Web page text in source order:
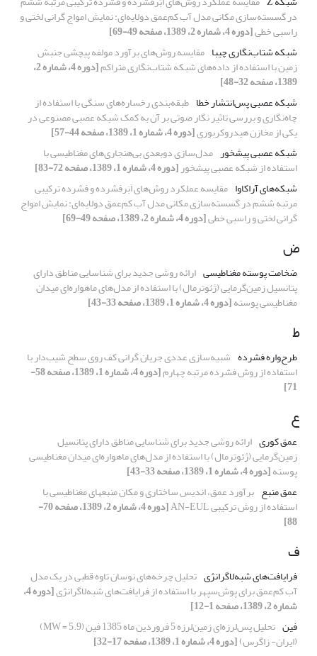
در گسسته‌سازی مکانی مدل آب کم‌عمق دولایه‌ای: نمایش امواج گرانی لختی و
راسبی خطی[دوره 4، شماره 2، 1389، صفحه 49-69]
شبکه شتاب‌نگاری چیبا مقایسه روش‌های برآورد مولفه پیچشی جنبش
زمین با استفاده از داده‌های شبکه شتاب‌نگاری متراکم [دوره 4، شماره 2،
1389، صفحه 32-48]
شبکه عصبی پس‌انتشار خطا طبقه‌بندی رخساره‌‌های سنگی با استفاده از
چاه‌نگاری و بررسی تاثیر نگار صوتی بر آن به کمک شبکه عصبی مصنوعی در
یکی از مخازن هیدروکربوری[دوره 4، شماره 1، 1389، صفحه 44-57]
شبکه عصبی پیشخور مدل‌سازی دوبعدی بی‌هنجاری‌های مغناطیسی با
استفاده از شبکه عصبی پیشخور[دوره 4، شماره 1، 1389، صفحه 72-83]
شبکه‌های آراکاوا مقایسه عملکرد روش‌های اَبَرفشرده و فشرده ترکیبی
مرتبه ششم در گسسته‌سازی مکانی مدل آب کم‌عمق دولایه‌ای: نمایش امواج
گرانی لختی و راسبی خطی[دوره 4، شماره 2، 1389، صفحه 49-69]
ض
ضخامت پوسته مغناطیسی ارائه روشی جدید برای شناسایی مناطق دارای
پتانسیل زمین‌گرمایی (ژئوترمال) با استفاده از مدل‌های ماهواره‌ای میدان
مغناطیسی پوسته[دوره 4، شماره 1، 1389، صفحه 33-43]
ط
طرح‌واره فشرده شبیه‌سازی عددی جریان گرانی کف روی سطح شیب‌دار با
استفاده از روش فشرده مرتبه چهارم [دوره 4، شماره 1، 1389، صفحه 58-
71]
ع
عمق کوری ارائه روشی جدید برای شناسایی مناطق دارای پتانسیل
زمین‌گرمایی (ژئوترمال) با استفاده از مدل‌های ماهواره‌ای میدان مغناطیسی
پوسته[دوره 4، شماره 1، 1389، صفحه 33-43]
عمق منبع برآورد عمق، اندیس ساختاری و مکان منبع‏های مغناطیسی با
استفاده از روش ترکیبی AN-EUL [دوره 4، شماره 2، 1389، صفحه 70-
88]
ف
فرایافت‌های شبه‌لاگرانژی تحلیل چرخه‌های نوسان تاوه قطبی در یک مدل
آب کم‌عمق برای پوش‌سپهر با استفاده از فرایافت‌های شبه‌لاگرانژی [دوره 4،
شماره 2، 1389، صفحه 1-12]
فین
تحلیل پس‌لرزه‌ای زمین‌لرزه 5 فروردین ماه 1385 فین (MW = 5.9)
(ایران- زاگرس)[دوره 4، شماره 1، 1389، صفحه 17-32]